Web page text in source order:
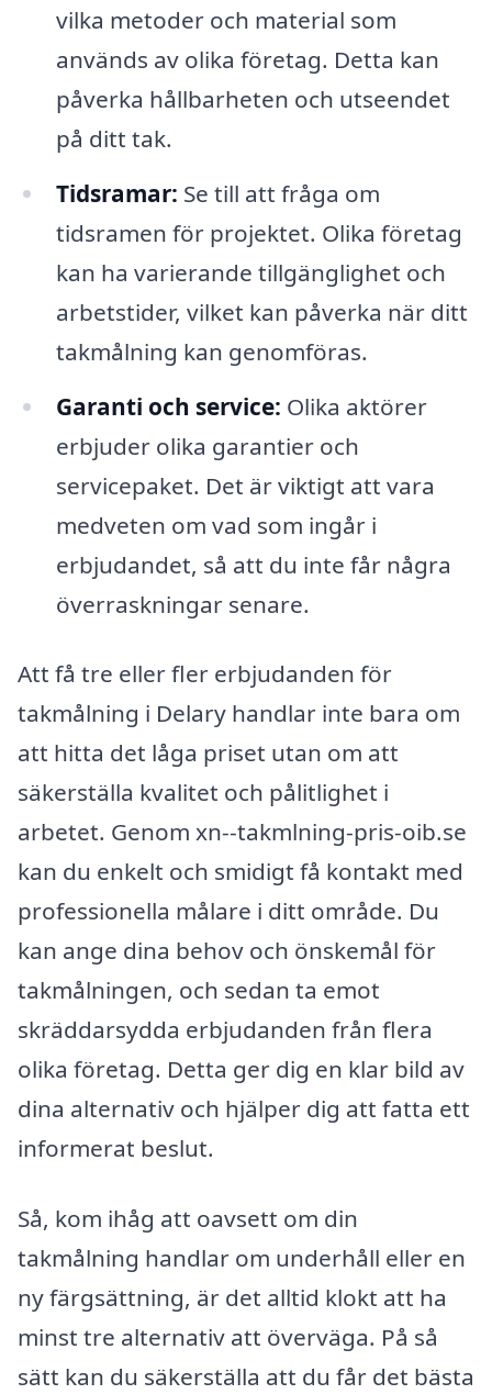
vilka metoder och material som
används av olika företag. Detta kan
påverka hållbarheten och utseendet
på ditt tak.
Tidsramar: Se till att fråga om
tidsramen för projektet. Olika företag
kan ha varierande tillgänglighet och
arbetstider, vilket kan påverka när ditt
takmålning kan genomföras.
Garanti och service: Olika aktörer
erbjuder olika garantier och
servicepaket. Det är viktigt att vara
medveten om vad som ingår i
erbjudandet, så att du inte får några
överraskningar senare.
Att få tre eller fler erbjudanden för
takmålning i Delary handlar inte bara om
att hitta det låga priset utan om att
säkerställa kvalitet och pålitlighet i
arbetet. Genom xn--takmlning-pris-oib.se
kan du enkelt och smidigt få kontakt med
professionella målare i ditt område. Du
kan ange dina behov och önskemål för
takmålningen, och sedan ta emot
skräddarsydda erbjudanden från flera
olika företag. Detta ger dig en klar bild av
dina alternativ och hjälper dig att fatta ett
informerat beslut.
Så, kom ihåg att oavsett om din
takmålning handlar om underhåll eller en
ny färgsättning, är det alltid klokt att ha
minst tre alternativ att överväga. På så
sätt kan du säkerställa att du får det bästa